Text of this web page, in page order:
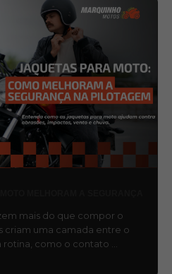
mais do que compor o
criam uma camada entre o
como o contato …